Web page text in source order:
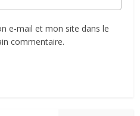
e-mail et mon site dans le
commentaire.